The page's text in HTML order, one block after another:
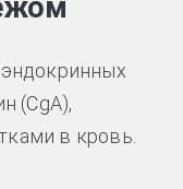
(CgA),
в кровь.